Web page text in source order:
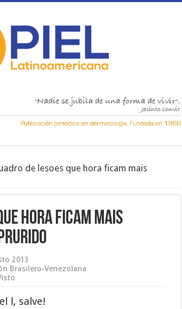
de lesoes que hora ficam mais
hora ficam mais
2013
Brasilero-Venezolana
l, salve!